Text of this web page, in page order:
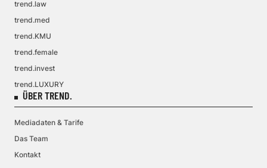
trend.law
trend.med
trend.KMU
trend.female
trend.invest
trend.LUXURY
ÜBER TREND.
Mediadaten & Tarife
Das Team
Kontakt